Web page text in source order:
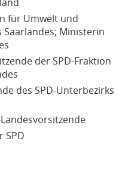
für Umwelt und
Ministerin
der SPD-Fraktion
des SPD-Unterbezirks
SPD